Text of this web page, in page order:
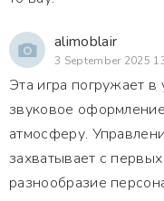
alimoblair
3 September 2025
Эта игра погружает
звуковое
атмосферу.
захватывает с
разнообразие